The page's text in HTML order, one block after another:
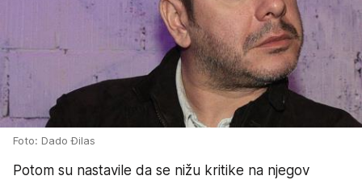
Foto: Dado Đilas
Potom su nastavile da se nižu kritike na njegov